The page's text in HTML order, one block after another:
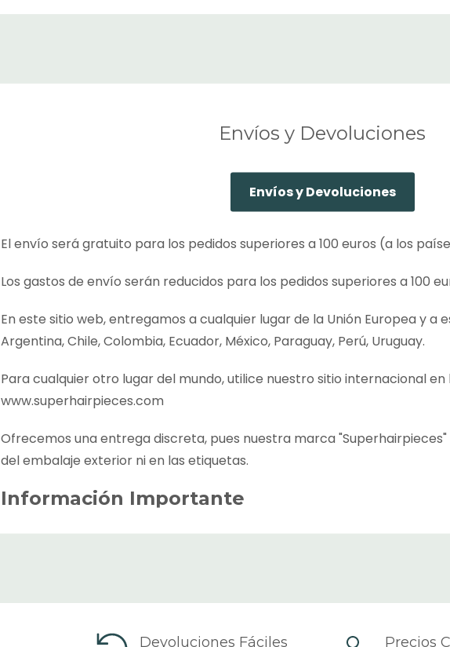
Envíos y Devoluciones
Envíos y Devoluciones
El envío será gratuito para los pedidos superiores a 100 euros (a los
Los gastos de envío serán reducidos para los pedidos superiores a 100
En este sitio web, entregamos a cualquier lugar de la Unión Europea y a
Argentina, Chile, Colombia, Ecuador, México, Paraguay, Perú, Uruguay.
Para cualquier otro lugar del mundo, utilice nuestro sitio internacional en
www.superhairpieces.com
Ofrecemos una entrega discreta, pues nuestra marca
del embalaje exterior ni en las etiquetas.
Información Importante
El tiempo estimado de entrega de cada producto aparece en la página
sido despachado (dependiendo de la zona del país y el transportista que
Devoluciones Fáciles Precios